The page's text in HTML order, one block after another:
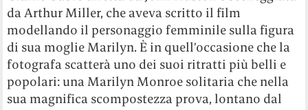
da Arthur Miller, che aveva scritto il film
modellando il personaggio femminile sulla figura
di sua moglie Marilyn. È in quell’occasione che la
fotografa scatterà uno dei suoi ritratti più belli e
popolari: una Marilyn Monroe solitaria che nella
sua magnifica scompostezza prova, lontano dal